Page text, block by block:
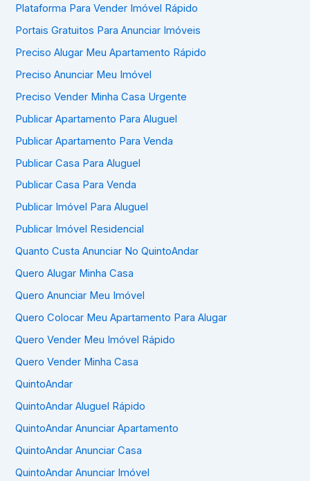
Plataforma Para Vender Imóvel Rápido
Portais Gratuitos Para Anunciar Imóveis
Preciso Alugar Meu Apartamento Rápido
Preciso Anunciar Meu Imóvel
Preciso Vender Minha Casa Urgente
Publicar Apartamento Para Aluguel
Publicar Apartamento Para Venda
Publicar Casa Para Aluguel
Publicar Casa Para Venda
Publicar Imóvel Para Aluguel
Publicar Imóvel Residencial
Quanto Custa Anunciar No QuintoAndar
Quero Alugar Minha Casa
Quero Anunciar Meu Imóvel
Quero Colocar Meu Apartamento Para Alugar
Quero Vender Meu Imóvel Rápido
Quero Vender Minha Casa
QuintoAndar
QuintoAndar Aluguel Rápido
QuintoAndar Anunciar Apartamento
QuintoAndar Anunciar Casa
QuintoAndar Anunciar Imóvel